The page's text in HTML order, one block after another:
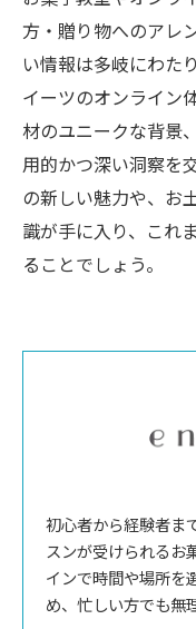
方・贈り物へのアレ
い情報は多岐にわた
イーツのオンライン
材のユニークな背景
用的かつ深い洞察を
の新しい魅力や、お
識が手に入り、これ
ることでしょう。
初心者から経験者ま
スンが受けられるお
インで時間や場所を
め、忙しい方でも無